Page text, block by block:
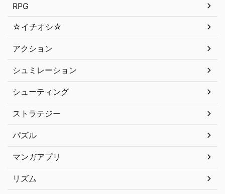
RPG
☆イチオシ☆
アクション
シュミレーション
シューティング
ストラテジー
パズル
マンガアプリ
リズム